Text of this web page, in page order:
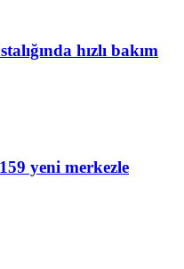
hızlı bakım
yeni merkezle